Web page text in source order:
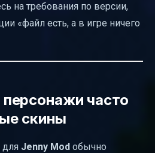
на требования по версии,
«файл есть, а в игре ничего
часто
скины
для Jenny Mod обычно